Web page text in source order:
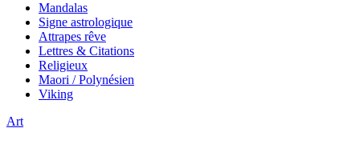
Mandalas
Signe astrologique
Attrapes rêve
Lettres & Citations
Religieux
Maori / Polynésien
Viking
Art